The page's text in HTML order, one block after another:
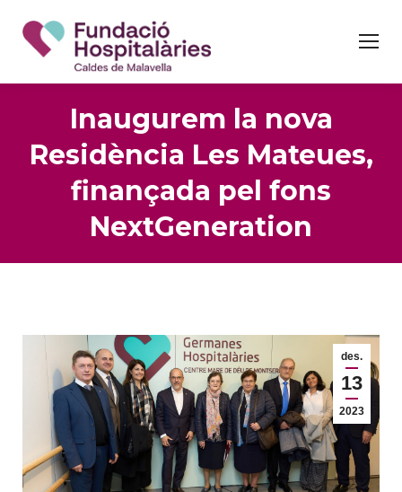
Inaugurem la nova
Residència Les Mateues,
finançada pel fons
NextGeneration
des.
13
2023